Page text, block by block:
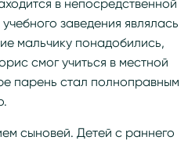
в непосредственной
заведения являлась
мальчику понадобились,
смог учиться в местной
парень стал полноправным
сыновей. Детей с раннего